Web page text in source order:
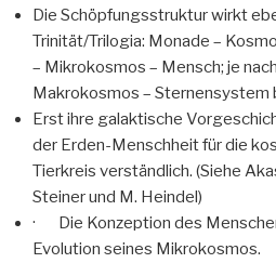
Die Schöpfungsstruktur wirkt
Trinität/Trilogia: Monade –
– Mikrokosmos – Mensch; je
Makrokosmos – Sternensystem
Erst ihre galaktische
der Erden-Menschheit für die
Tierkreis verständlich. (Siehe
Steiner und M. Heindel)
· Die Konzeption des
Evolution seines Mikrokosmos.